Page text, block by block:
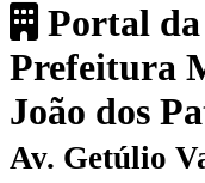
Portal
Prefeitura
João dos
Av. Getúlio